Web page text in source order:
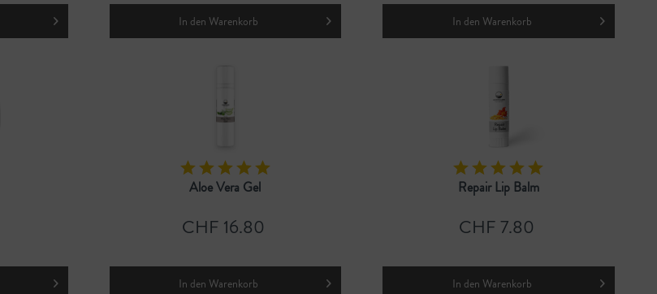
In den Warenkorb In den Warenkorb
Aloe Vera Gel
CHF 16.80
In den Warenkorb
Repair Lip Balm
CHF 7.80
In den Warenkorb